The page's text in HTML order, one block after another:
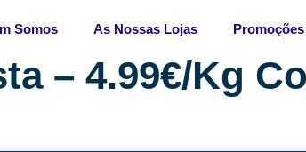
Somos As Nossas Lojas Promoções
– 4.99€/Kg